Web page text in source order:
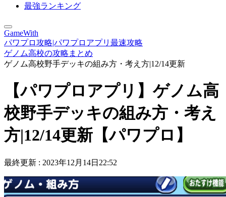
最強ランキング
GameWith
パワプロ攻略|パワプロアプリ最速攻略
ゲノム高校の攻略まとめ
ゲノム高校野手デッキの組み方・考え方|12/14更新
【パワプロアプリ】ゲノム高
校野手デッキの組み方・考え
方|12/14更新【パワプロ】
最終更新 : 2023年12月14日22:52